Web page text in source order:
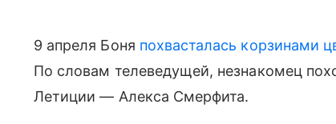
9 апреля Боня похвасталась корзинами
По словам телеведущей, незнакомец
Летиции — Алекса Смерфита.